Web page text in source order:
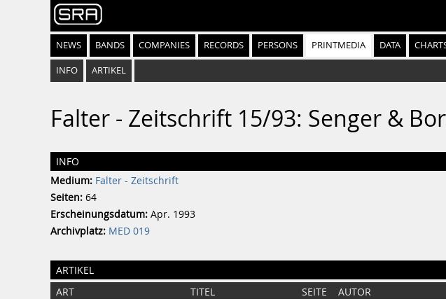
NEWS BANDS COMPANIES RECORDS PERSONS PRINTMEDIA DATA
INFO ARTIKEL
Falter - Zeitschrift 15/93: Senger &
INFO
Medium: Falter - Zeitschrift
Seiten: 64
Erscheinungsdatum: Apr. 1993
Archivplatz: MED 019
ARTIKEL
ART TITEL SEITE AUTOR